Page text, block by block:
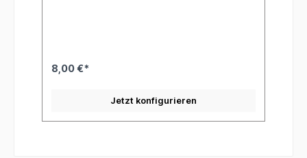
8,00 €*
Jetzt konfigurieren